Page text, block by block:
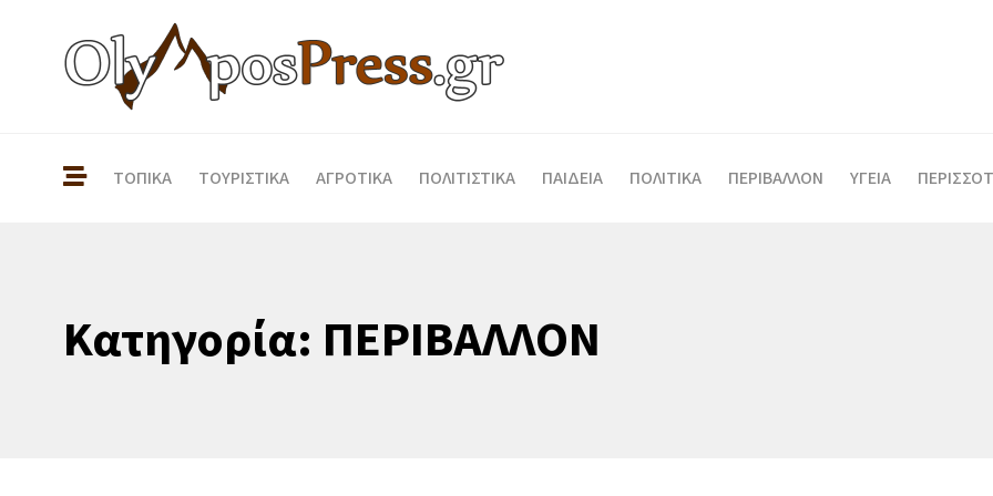
ΤΟΠΙΚΑ ΤΟΥΡΙΣΤΙΚΑ ΑΓΡΟΤΙΚΑ ΠΟΛΙΤΙΣΤΙΚΑ ΠΑΙΔΕΙΑ ΠΟΛΙΤΙΚΑ ΠΕΡΙΒΑΛΛΟΝ ΥΓΕΙΑ
Κατηγορία: ΠΕΡΙΒΑΛΛΟΝ